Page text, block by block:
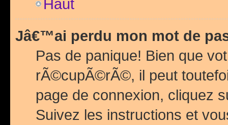
Haut
Jâ€™ai perdu mon mot de
Pas de panique! Bien que
rÃ©cupÃ©rÃ©, il peut
page de connexion, cliquez
Suivez les instructions et